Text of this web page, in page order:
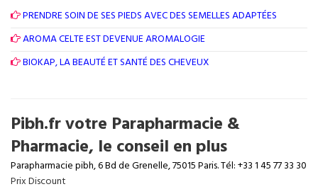
PRENDRE SOIN DE SES PIEDS AVEC DES SEMELLES ADAPTÉES
AROMA CELTE EST DEVENUE AROMALOGIE
BIOKAP, LA BEAUTÉ ET SANTÉ DES CHEVEUX
Pibh.fr votre Parapharmacie &
Pharmacie, le conseil en plus
Parapharmacie pibh, 6 Bd de Grenelle, 75015 Paris. Tél: +33 1 45 77 33 30
Prix Discount